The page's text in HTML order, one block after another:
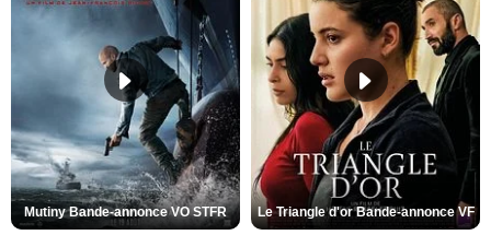
Mutiny Bande-annonce VO STFR Le Triangle d'or Bande-annonce VF